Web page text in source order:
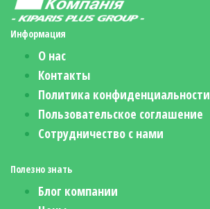
Информация
О нас
Контакты
Политика конфиденциальности
Пользовательское соглашение
Сотрудничество с нами
Полезно знать
Блог компании